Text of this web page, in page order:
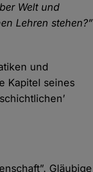
Welt und
Lehren stehen?”
und
Kapitel seines
Gläubige